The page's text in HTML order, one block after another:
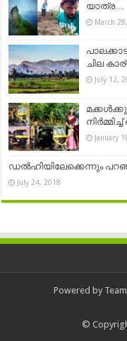
യാത്ര…
March
ചില
July 12,
January
ഡൽഹിയിലേക്കെന്നും പറഞ്ഞ്
July 24, 2018
Powered by
©